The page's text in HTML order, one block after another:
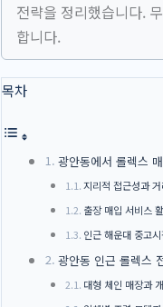
전략을 정리했습니다.
합니다.
목차
광안동에서 롤렉스
지리적 접근성과
출장 매입 서비스
인근 해운대 중고
광안동 인근 롤렉스
대형 체인 매장과